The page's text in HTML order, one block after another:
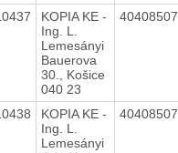
KOPIA KE -
Ing. L.
Lemesányi
Bauerova
30., Košice
040 23
40408507
KOPIA KE -
Ing. L.
Lemesányi
40408507